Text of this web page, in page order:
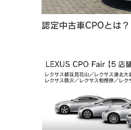
認定中古車CPOとは？